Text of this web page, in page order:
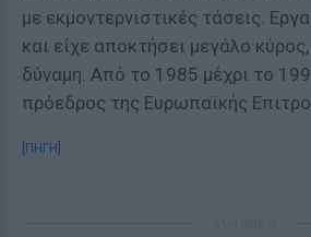
με εκμοντερνιστικές τάσεις.
και είχε αποκτήσει μεγάλο
δύναμη. Από το 1985 μέχρι το
πρόεδρος της Ευρωπαϊκής
[ΠΗΓΗ]